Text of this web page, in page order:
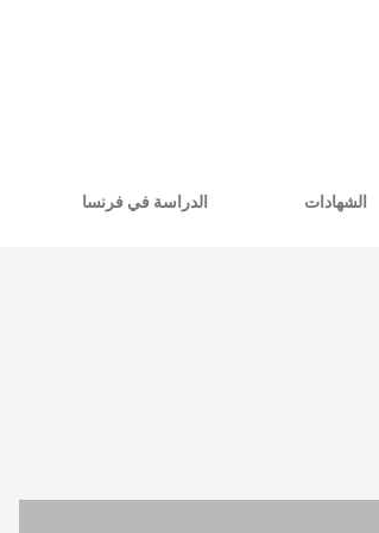
الشهادات الدراسة في فرنسا